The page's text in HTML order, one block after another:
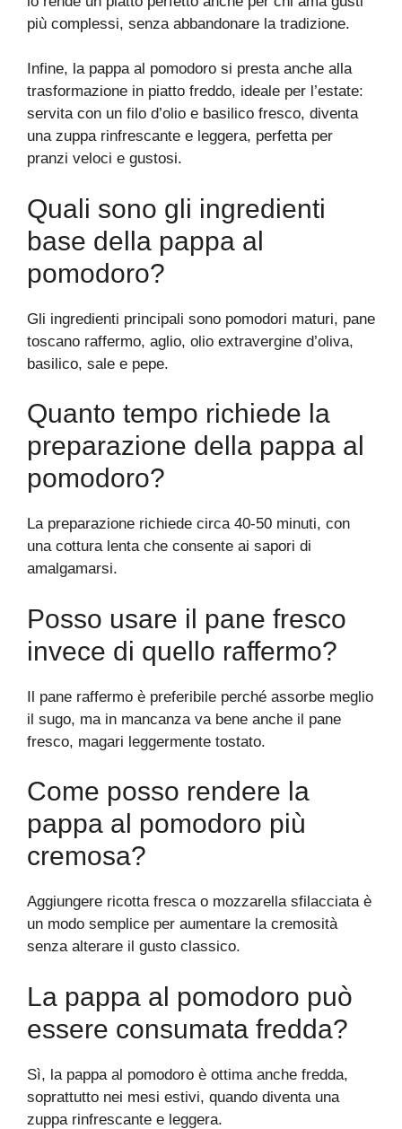
più complessi, senza abbandonare la tradizione.
Infine, la pappa al pomodoro si presta anche alla
trasformazione in piatto freddo, ideale per l’estate:
servita con un filo d’olio e basilico fresco, diventa
una zuppa rinfrescante e leggera, perfetta per
pranzi veloci e gustosi.
Quali sono gli ingredienti
base della pappa al
pomodoro?
Gli ingredienti principali sono pomodori maturi, pane
toscano raffermo, aglio, olio extravergine d’oliva,
basilico, sale e pepe.
Quanto tempo richiede la
preparazione della pappa al
pomodoro?
La preparazione richiede circa 40-50 minuti, con
una cottura lenta che consente ai sapori di
amalgamarsi.
Posso usare il pane fresco
invece di quello raffermo?
Il pane raffermo è preferibile perché assorbe meglio
il sugo, ma in mancanza va bene anche il pane
fresco, magari leggermente tostato.
Come posso rendere la
pappa al pomodoro più
cremosa?
Aggiungere ricotta fresca o mozzarella sfilacciata è
un modo semplice per aumentare la cremosità
senza alterare il gusto classico.
La pappa al pomodoro può
essere consumata fredda?
Sì, la pappa al pomodoro è ottima anche fredda,
soprattutto nei mesi estivi, quando diventa una
zuppa rinfrescante e leggera.